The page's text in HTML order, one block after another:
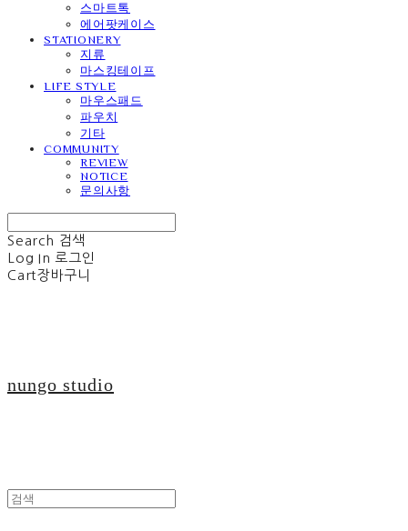
스마트톡
에어팟케이스
STATIONERY
지류
마스킹테이프
LIFE STYLE
마우스패드
파우치
기타
COMMUNITY
REVIEW
NOTICE
문의사항
Search 검색
Log In 로그인
Cart장바구니
nungo studio